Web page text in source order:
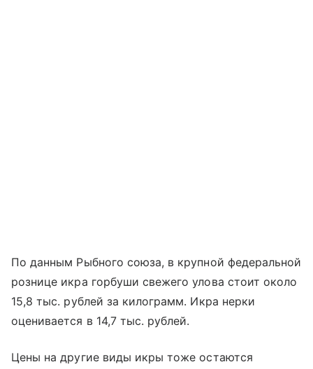
По данным Рыбного союза, в крупной федеральной
рознице икра горбуши свежего улова стоит около
15,8 тыс. рублей за килограмм. Икра нерки
оценивается в 14,7 тыс. рублей.
Цены на другие виды икры тоже остаются